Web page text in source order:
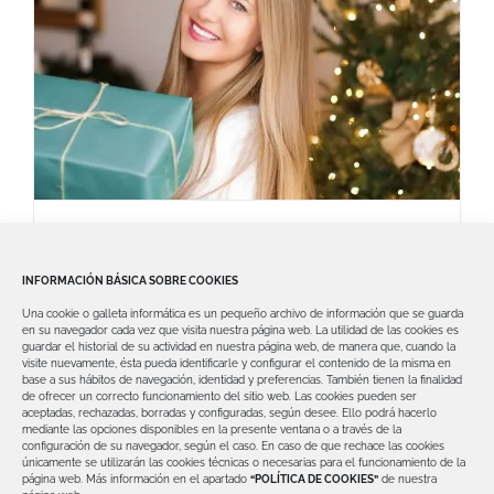
INFORMACIÓN BÁSICA SOBRE COOKIES
Una cookie o galleta informática es un pequeño archivo de información que se guarda
en su navegador cada vez que visita nuestra página web.
La utilidad de las cookies es
guardar el historial de su actividad en nuestra página web, de manera que, cuando la
visite nuevamente, ésta pueda identificarle y configurar el contenido de la misma en
base a sus hábitos de navegación, identidad y preferencias. También tienen la finalidad
de ofrecer un correcto funcionamiento del sitio web.
Las cookies pueden ser
aceptadas, rechazadas, borradas y configuradas, según desee. Ello podrá hacerlo
mediante las opciones disponibles en la presente ventana o a través de la
configuración de su navegador, según el caso. En caso de que rechace las cookies
únicamente se utilizarán las cookies técnicas o necesarias para el funcionamiento de la
página web. Más información en el apartado “POLÍTICA DE COOKIES” de nuestra
Consejos de Salud Bucodental en
La Navidad es una época de celebraciones,
cenas y dulces, lo que también significa